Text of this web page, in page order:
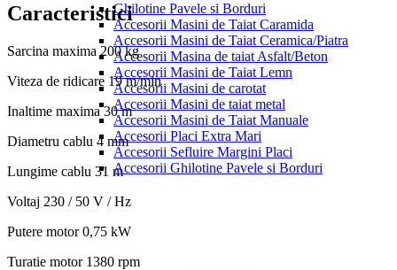
Ghilotine Pavele si Borduri
Accesorii Masini de Taiat Caramida
Accesorii Masini de Taiat Ceramica/Piatra
Accesorii Masina de taiat Asfalt/Beton
Accesorii Masini de Taiat Lemn
Accesorii Masini de carotat
Accesorii Masini de taiat metal
Accesorii Masini de Taiat Manuale
Accesorii Placi Extra Mari
Accesorii Sefluire Margini Placi
Accesorii Ghilotine Pavele si Borduri
Caracteristici
Sarcina maxima 200 kg
Viteza de ridicare 19 m/min
Inaltime maxima30 m
Diametru cablu 4 mm
Lungime cablu 31 m
Voltaj 230 / 50 V / Hz
Putere motor0,75 kW
Turatie motor 1380 rpm